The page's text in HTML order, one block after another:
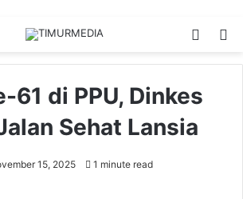
Switch
61 di PPU, Dinkes
Sehat Lansia
15, 2025 1 minute read